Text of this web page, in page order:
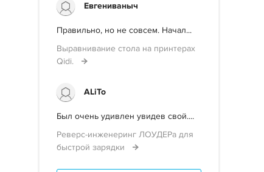
Евгениваныч
Правильно, но не совсем. Начал...
Выравнивание стола на принтерах
Qidi.
ALiTo
Был очень удивлен увидев свой....
Реверс-инженеринг ЛОУДЕРа для
быстрой зарядки